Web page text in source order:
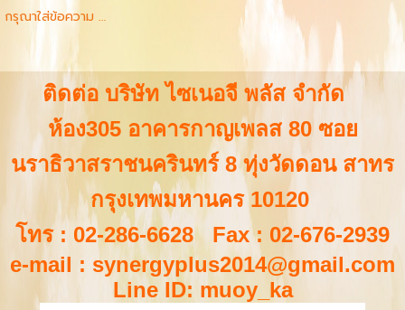
กรุณาใส่ข้อความ …
ติดต่อ บริษัท ไซเนอจี พลัส จำกัด
ห้อง305 อาคารกาญเพลส 80 ซอย
นราธิวาสราชนครินทร์ 8 ทุ่งวัดดอน สาทร
กรุงเทพมหานคร 10120
โทร : 02-286-6628 Fax : 02-676-2939
e-mail : synergyplus2014@gmail.com
Line ID: muoy_ka